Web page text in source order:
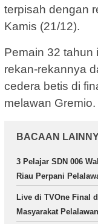
terpisah dengan
Kamis (21/12).
Pemain 32 tahun
rekan-rekannya
cedera betis di
melawan Gremio.
BACAAN
3 Pelajar SDN 006
Riau Perpani
Live di TVOne Final
Masyarakat